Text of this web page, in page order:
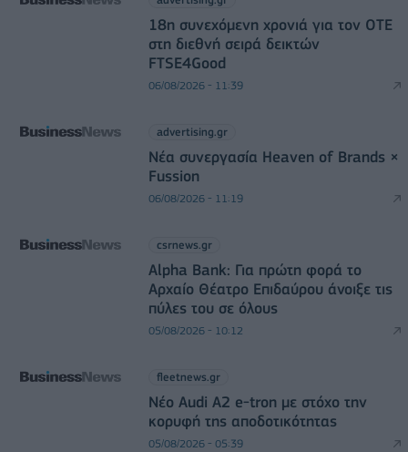
18η συνεχόμενη χρονιά για τον ΟΤΕ
στη διεθνή σειρά δεικτών
FTSE4Good
06/08/2026 - 11:39
advertising.gr
Νέα συνεργασία Heaven of Brands ×
Fussion
06/08/2026 - 11:19
csrnews.gr
Alpha Bank: Για πρώτη φορά το
Αρχαίο Θέατρο Επιδαύρου άνοιξε τις
πύλες του σε όλους
05/08/2026 - 10:12
fleetnews.gr
Νέο Audi A2 e-tron με στόχο την
κορυφή της αποδοτικότητας
05/08/2026 - 05:39